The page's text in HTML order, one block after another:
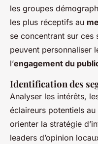
les groupes
les plus réceptifs au
se concentrant sur ces
peuvent personnaliser
l’engagement du
Identification des
Analyser les intérêts,
éclaireurs potentiels
orienter la stratégie
leaders d’opinion